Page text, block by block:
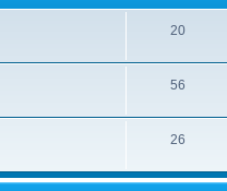
20
56
26